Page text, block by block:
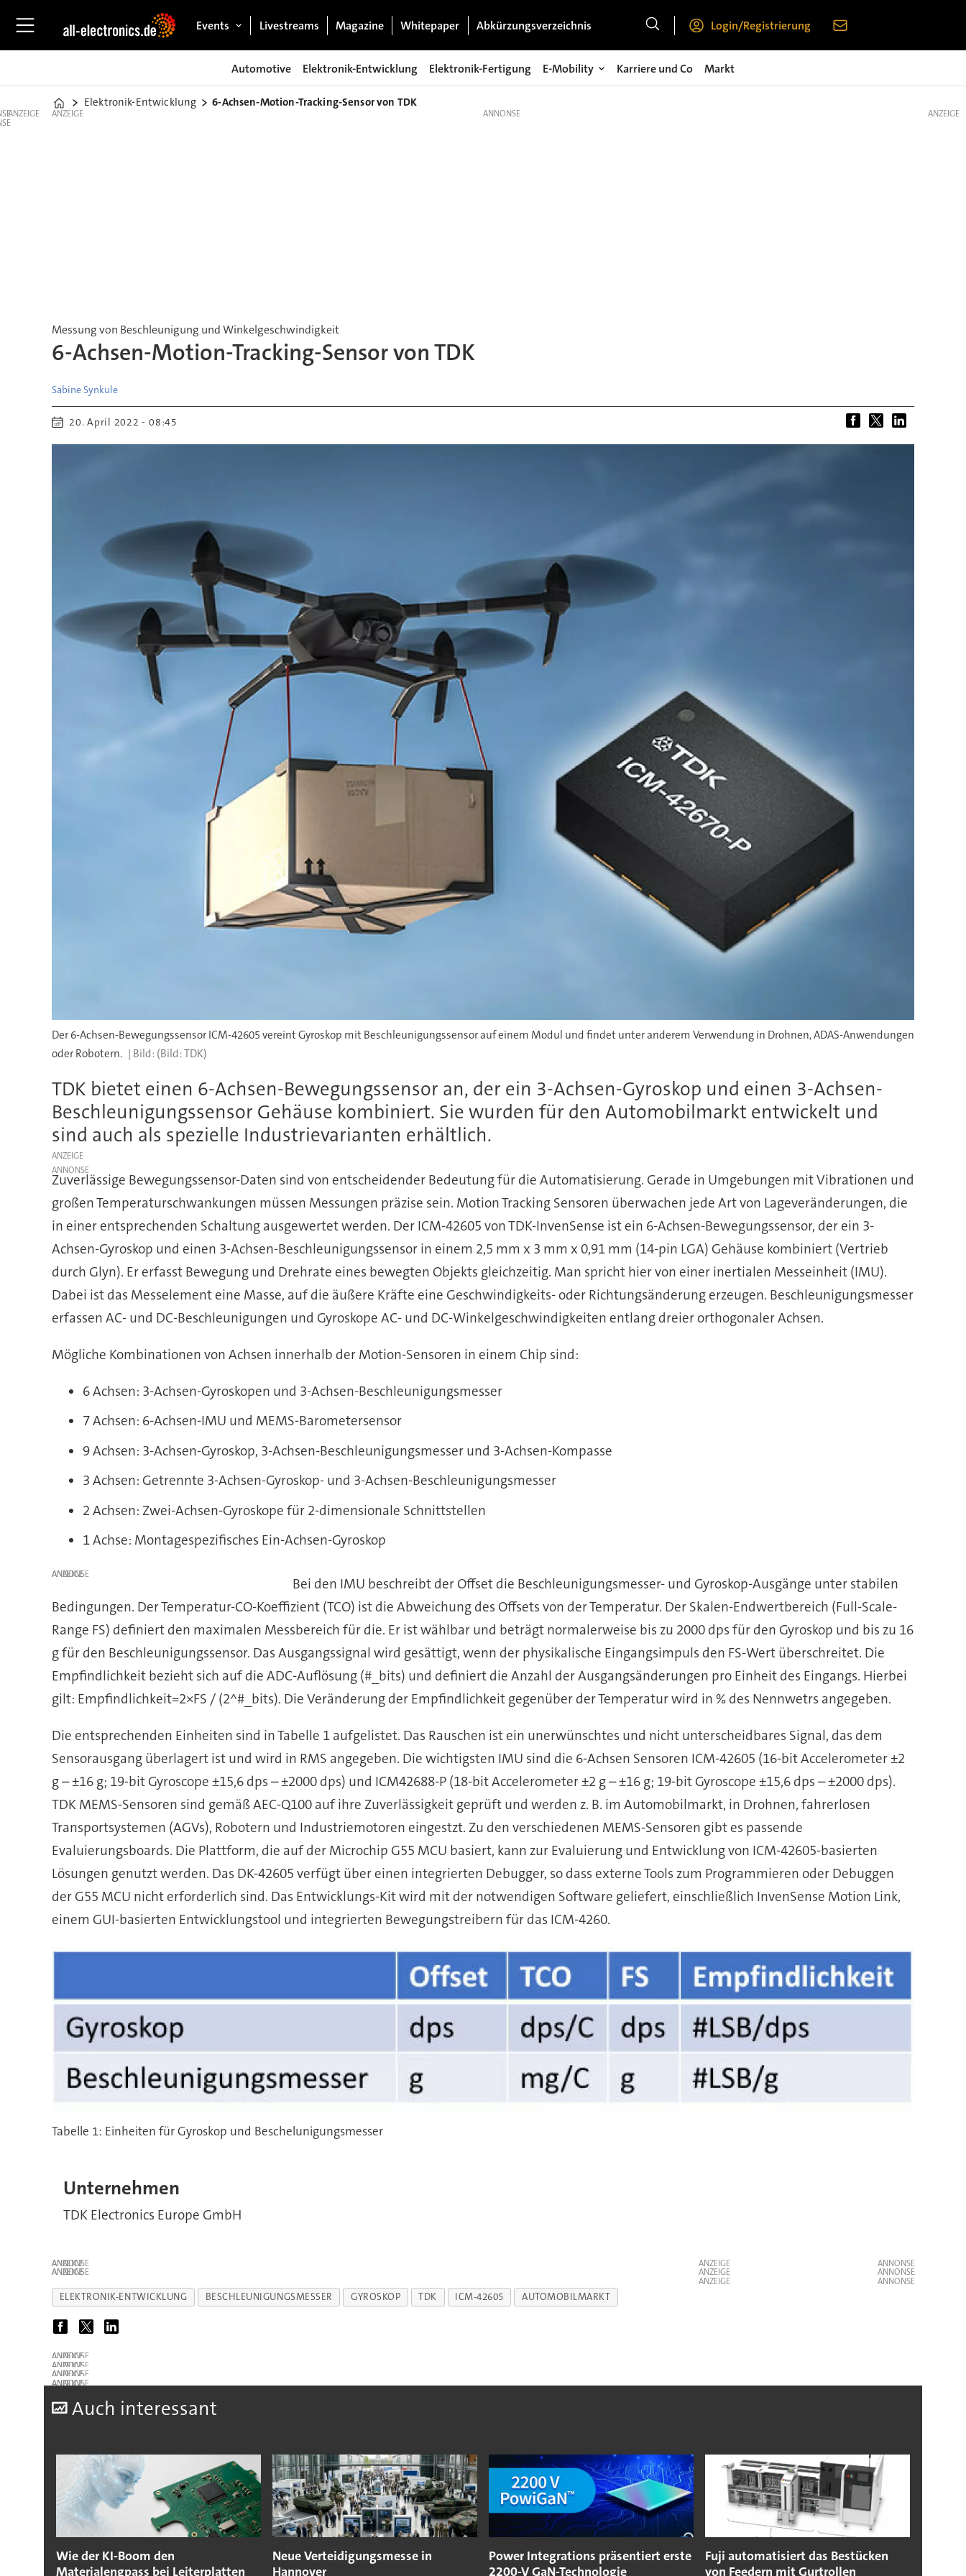
Events Livestreams Magazine Whitepaper Abkürzungsverzeichnis Login/Registrierung
Automotive Elektronik-Entwicklung Elektronik-Fertigung E-Mobility Karriere und Co Markt
Home
Elektronik-Entwicklung 6-Achsen-Motion-Tracking-Sensor von TDK
ANZEIGE ANZEIGE
Messung von Beschleunigung und Winkelgeschwindigkeit
6-Achsen-Motion-Tracking-Sensor von TDK
SabineSynkule
20. April 2022 - 08:45
Der 6-Achsen-Bewegungssensor ICM-42605 vereint Gyroskop mit Beschleunigungssensor auf einem Modul und findet unter anderem Verwendung in Drohnen, ADAS-Anwendungen
oder Robotern.
(Bild: TDK)
TDK bietet einen 6-Achsen-Bewegungssensor an, der ein 3-Achsen-Gyroskop und einen 3-Achsen-
Beschleunigungssensor Gehäuse kombiniert. Sie wurden für den Automobilmarkt entwickelt und
sind auch als spezielle Industrievarianten erhältlich.
ANZEIGE
Zuverlässige Bewegungssensor-Daten sind von entscheidender Bedeutung für die Automatisierung. Gerade in Umgebungen mit Vibrationen und
großen Temperaturschwankungen müssen Messungen präzise sein. Motion Tracking Sensoren überwachen jede Art von Lageveränderungen, die
in einer entsprechenden Schaltung ausgewertet werden. Der ICM-42605 von TDK-InvenSense ist ein 6-Achsen-Bewegungssensor, der ein 3-
Achsen-Gyroskop und einen 3-Achsen-Beschleunigungssensor in einem 2,5 mm x 3 mm x 0,91 mm (14-pin LGA) Gehäuse kombiniert (Vertrieb
durch Glyn). Er erfasst Bewegung und Drehrate eines bewegten Objekts gleichzeitig. Man spricht hier von einer inertialen Messeinheit (IMU).
Dabei ist das Messelement eine Masse, auf die äußere Kräfte eine Geschwindigkeits- oder Richtungsänderung erzeugen. Beschleunigungsmesser
erfassen AC- und DC-Beschleunigungen und Gyroskope AC- und DC-Winkelgeschwindigkeiten entlang dreier orthogonaler Achsen.
Mögliche Kombinationen von Achsen innerhalb der Motion-Sensoren in einem Chip sind:
6 Achsen: 3-Achsen-Gyroskopen und 3-Achsen-Beschleunigungsmesser
7 Achsen: 6-Achsen-IMU und MEMS-Barometersensor
9 Achsen: 3-Achsen-Gyroskop, 3-Achsen-Beschleunigungsmesser und 3-Achsen-Kompasse
3 Achsen: Getrennte 3-Achsen-Gyroskop- und 3-Achsen-Beschleunigungsmesser
2 Achsen: Zwei-Achsen-Gyroskope für 2-dimensionale Schnittstellen
1 Achse: Montagespezifisches Ein-Achsen-Gyroskop
ANZEIGE
Bei den IMU beschreibt der Offset die Beschleunigungsmesser- und Gyroskop-Ausgänge unter stabilen
Bedingungen. Der Temperatur-CO-Koeffizient (TCO) ist die Abweichung des Offsets von der Temperatur. Der Skalen-Endwertbereich (Full-Scale-
Range FS) definiert den maximalen Messbereich für die. Er ist wählbar und beträgt normalerweise bis zu 2000 dps für den Gyroskop und bis zu 16
g für den Beschleunigungssensor. Das Ausgangssignal wird gesättigt, wenn der physikalische Eingangsimpuls den FS-Wert überschreitet. Die
Empfindlichkeit bezieht sich auf die ADC-Auflösung (#_bits) und definiert die Anzahl der Ausgangsänderungen pro Einheit des Eingangs. Hierbei
gilt: Empfindlichkeit=2×FS / (2^#_bits). Die Veränderung der Empfindlichkeit gegenüber der Temperatur wird in % des Nennwetrs angegeben.
Die entsprechenden Einheiten sind in Tabelle 1 aufgelistet. Das Rauschen ist ein unerwünschtes und nicht unterscheidbares Signal, das dem
Sensorausgang überlagert ist und wird in RMS angegeben. Die wichtigsten IMU sind die 6-Achsen Sensoren ICM-42605 (16-bit Accelerometer ±2
g – ±16 g; 19-bit Gyroscope ±15,6 dps – ±2000 dps) und ICM42688-P (18-bit Accelerometer ±2 g – ±16 g; 19-bit Gyroscope ±15,6 dps – ±2000 dps).
TDK MEMS-Sensoren sind gemäß AEC-Q100 auf ihre Zuverlässigkeit geprüft und werden z. B. im Automobilmarkt, in Drohnen, fahrerlosen
Transportsystemen (AGVs), Robotern und Industriemotoren eingestzt. Zu den verschiedenen MEMS-Sensoren gibt es passende
Evaluierungsboards. Die Plattform, die auf der Microchip G55 MCU basiert, kann zur Evaluierung und Entwicklung von ICM-42605-basierten
Lösungen genutzt werden. Das DK-42605 verfügt über einen integrierten Debugger, so dass externe Tools zum Programmieren oder Debuggen
der G55 MCU nicht erforderlich sind. Das Entwicklungs-Kit wird mit der notwendigen Software geliefert, einschließlich InvenSense Motion Link,
einem GUI-basierten Entwicklungstool und integrierten Bewegungstreibern für das ICM-4260.
Tabelle 1: Einheiten für Gyroskop und Beschelunigungsmesser
Unternehmen
TDK Electronics Europe GmbH
ANZEIGE
ANZEIGE
ANZEIGE
ANZEIGE
ANZEIGE
ELEKTRONIK-ENTWICKLUNG BESCHLEUNIGUNGSMESSER GYROSKOP TDK ICM-42605 AUTOMOBILMARKT
ANZEIGE
ANZEIGE
ANZEIGE
ANZEIGE
Auch interessant
Wie der KI-Boom den
Materialengpass bei Leiterplatten
Neue Verteidigungsmesse in
Hannover
Power Integrations präsentiert erste
2200-V GaN-Technologie
Fuji automatisiert das Bestücken
von Feedern mit Gurtrollen
ANZEIGE